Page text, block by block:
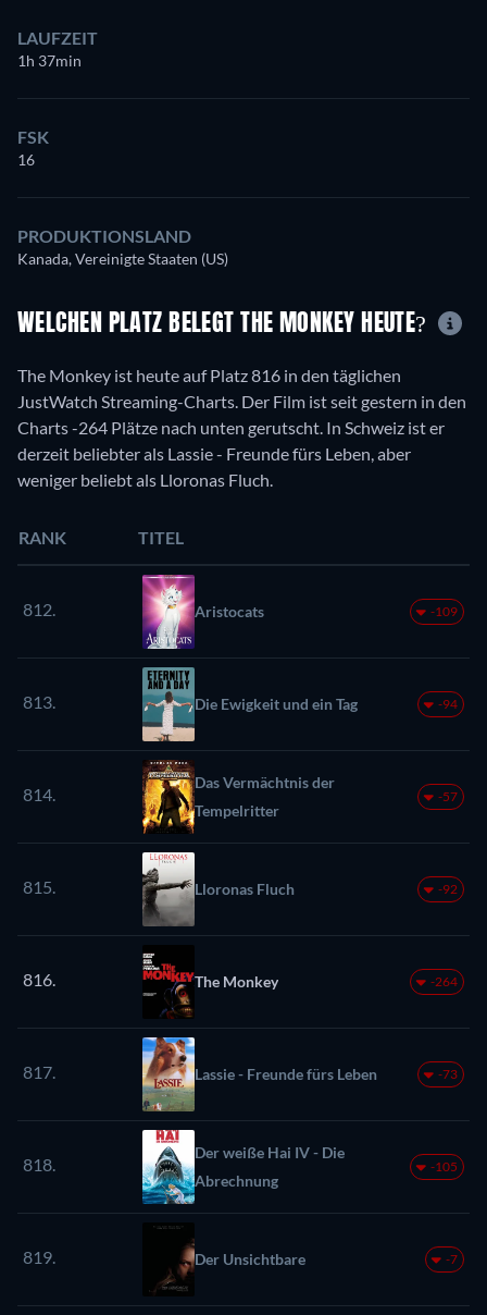
LAUFZEIT
1h 37min
FSK
16
PRODUKTIONSLAND
Kanada, Vereinigte Staaten (US)
WELCHEN PLATZ BELEGT THE MONKEY HEUTE?
The Monkey ist heute auf Platz 816 in den täglichen
JustWatch Streaming-Charts. Der Film ist seit gestern in den
Charts -264 Plätze nach unten gerutscht. In Schweiz ist er
derzeit beliebter als Lassie - Freunde fürs Leben, aber
weniger beliebt als Lloronas Fluch.
RANK TITEL
812. Aristocats -109
813. Die Ewigkeit und ein Tag -94
814.
Das Vermächtnis der
Tempelritter
-57
815. Lloronas Fluch -92
816. The Monkey -264
817. Lassie - Freunde fürs Leben -73
818.
Der weiße Hai IV - Die
Abrechnung
-105
819. Der Unsichtbare -7